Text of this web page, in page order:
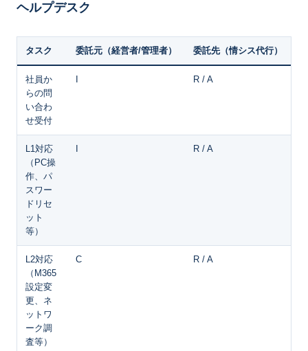
ヘルプデスク
タスク 委託元（経営者/管理者） 委託先（情シス代行）
社員か
らの問
い合わ
せ受付
R / A
L1対応
（PC操
作、パ
スワー
ドリセ
ット
等）
R / A
L2対応
（M365
設定変
更、ネ
ットワ
ーク調
査等）
C R / A